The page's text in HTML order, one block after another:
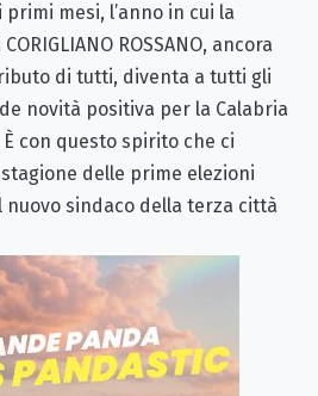
mesi, l’anno in cui la
ROSSANO, ancora
di tutti, diventa a tutti gli
novità positiva per la Calabria
con questo spirito che ci
delle prime elezioni
sindaco della terza città